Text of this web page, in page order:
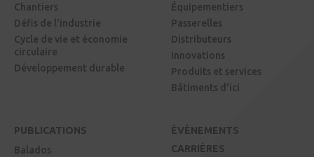
Chantiers
Défis de l'industrie
Cycle de vie et économie
circulaire
Développement durable
Équipementiers
Passerelles
Distributeurs
Innovations
Produits et services
Bâtiments d'ici
PUBLICATIONS
Balados
ÉVÉNEMENTS
CARRIÈRES